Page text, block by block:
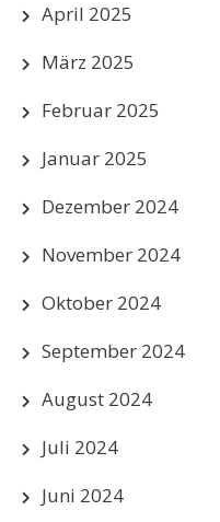
April 2025
März 2025
Februar 2025
Januar 2025
Dezember 2024
November 2024
Oktober 2024
September 2024
August 2024
Juli 2024
Juni 2024